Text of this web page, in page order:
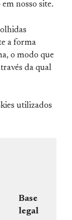
nosso site.
a forma
o modo que
da qual
utilizados
Base
legal